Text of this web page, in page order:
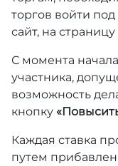
торгов войти
сайт, на страницу
С момента
участника,
возможность
кнопку
Каждая ставка
путем